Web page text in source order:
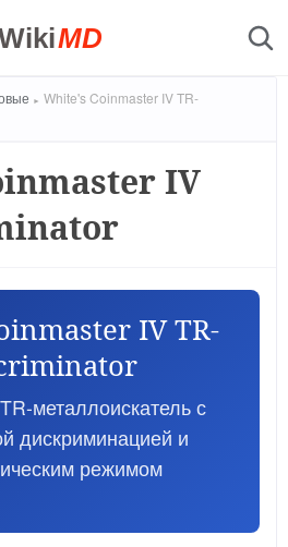
MD
White's Coinmaster IV TR-
IV
IV TR-
металлоискатель с
дискриминацией и
режимом